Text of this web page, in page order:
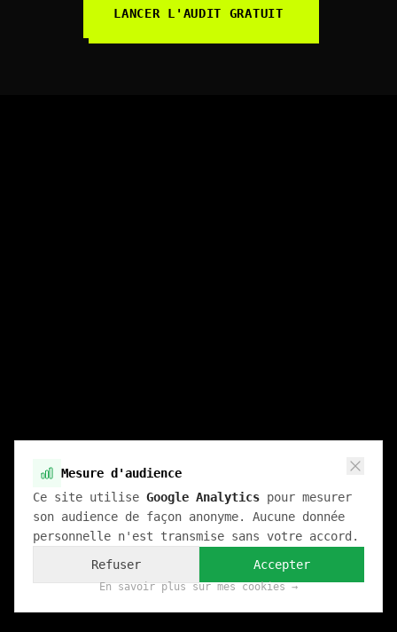
LANCER L'AUDIT GRATUIT
Mesure d'audience
Ce site utilise Google Analytics pour mesurer
son audience de façon anonyme. Aucune donnée
personnelle n'est transmise sans votre accord.
Refuser
Accepter
En savoir plus sur mes cookies →